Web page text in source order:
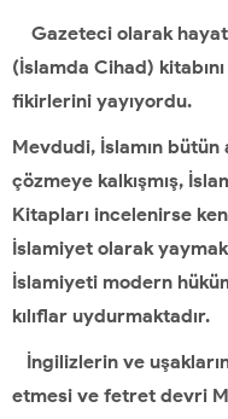
Gazeteci olarak
(İslamda Cihad)
fikirlerini yayıyordu.
Mevdudi, İslamın
çözmeye kalkışmış,
Kitapları incelenirse
İslamiyet olarak
İslamiyeti modern
kılıflar uydurmaktadır.
İngilizlerin ve
etmesi ve fetret devri